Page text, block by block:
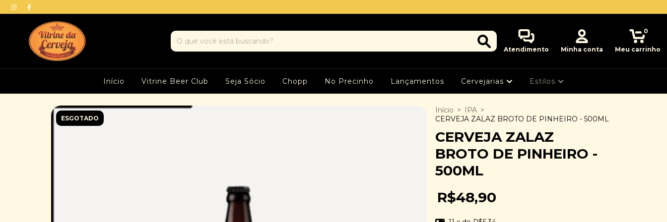
Atendimento Minha conta Meu carrinho
0
Início Vitrine Beer Club Seja Sócio Chopp No Precinho Lançamentos Cervejarias Estilos
ESGOTADO
Início > IPA >
CERVEJA ZALAZ BROTO DE PINHEIRO - 500ML
CERVEJA ZALAZ
BROTO DE PINHEIRO -
500ML
R$48,90